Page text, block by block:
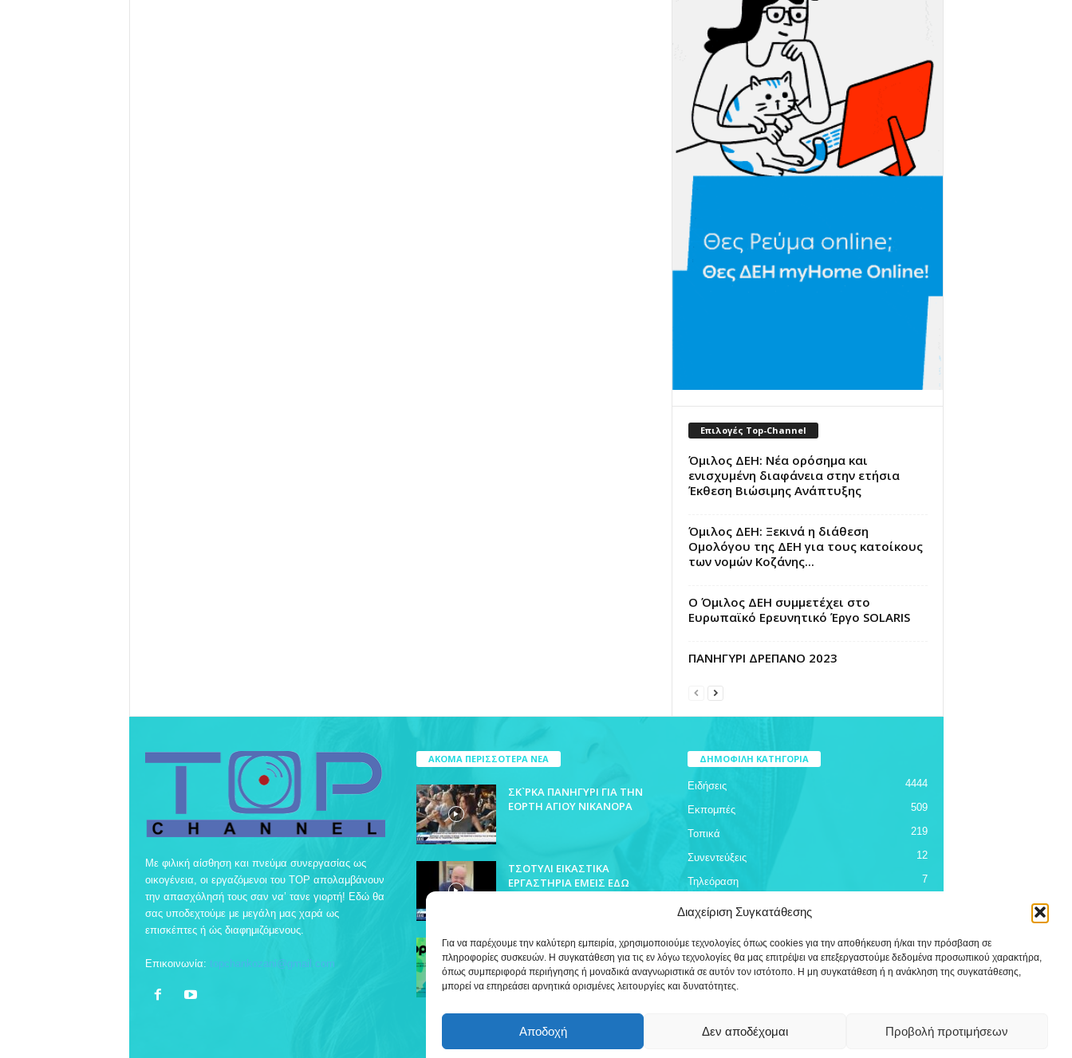
Διαχείριση Συγκατάθεσης
Για να παρέχουμε την καλύτερη εμπειρία, χρησιμοποιούμε τεχνολογίες όπως cookies για την αποθήκευση ή/και την πρόσβαση σε
πληροφορίες συσκευών. Η συγκατάθεση για τις εν λόγω τεχνολογίες θα μας επιτρέψει να επεξεργαστούμε δεδομένα προσωπικού χαρακτήρα,
όπως συμπεριφορά περιήγησης ή μοναδικά αναγνωριστικά σε αυτόν τον ιστότοπο. Η μη συγκατάθεση ή η ανάκληση της συγκατάθεσης,
μπορεί να επηρεάσει αρνητικά ορισμένες λειτουργίες και δυνατότητες.
Αποδοχή Δεν αποδέχομαι Προβολή προτιμήσεων
Επιλογές Top-Channel
Όμιλος ΔΕΗ: Νέα ορόσημα και
ενισχυμένη διαφάνεια στην ετήσια
Έκθεση Βιώσιμης Ανάπτυξης
Όμιλος ΔΕΗ: Ξεκινά η διάθεση
Ομολόγου της ΔΕΗ για τους κατοίκους
των νομών Κοζάνης...
Ο Όμιλος ΔΕΗ συμμετέχει στο
Ευρωπαϊκό Ερευνητικό Έργο SOLARIS
ΠΑΝΗΓΥΡΙ ΔΡΕΠΑΝΟ 2023
Με φιλική αίσθηση και πνεύμα συνεργασίας ως
οικογένεια, οι εργαζόμενοι του TOP απολαμβάνουν
την απασχόλησή τους σαν να’ τανε γιορτή! Εδώ θα
σας υποδεχτούμε με μεγάλη μας χαρά ως
επισκέπτες ή ώς διαφημιζόμενους.
Επικοινωνία: topchankozani@gmail.com
ΑΚΟΜΑ ΠΕΡΙΣΣΟΤΕΡΑ ΝΕΑ
ΣΚ`ΡΚΑ ΠΑΝΗΓΥΡΙ ΓΙΑ ΤΗΝ
ΕΟΡΤΗ ΑΓΙΟΥ ΝΙΚΑΝΟΡΑ
ΤΣΟΤΥΛΙ ΕΙΚΑΣΤΙΚΑ
ΕΡΓΑΣΤΗΡΙΑ ΕΜΕΙΣ ΕΔΩ
Όμιλος ΔΕΗ: Νέα συμφωνία
για χαρτοφυλάκιο έργων
ΑΠΕ άνω των 2...
ΔΗΜΟΦΙΛΗ ΚΑΤΗΓΟΡΙΑ
Ειδήσεις 4444
Εκπομπές 509
Τοπικά 219
Συνεντεύξεις 12
Τηλεόραση 7